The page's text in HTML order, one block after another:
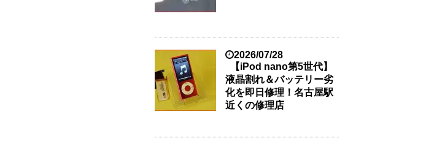
2026/07/28
【iPod nano第5世代】
液晶割れ＆バッテリー劣
化を即日修理！名古屋駅
近くの修理店